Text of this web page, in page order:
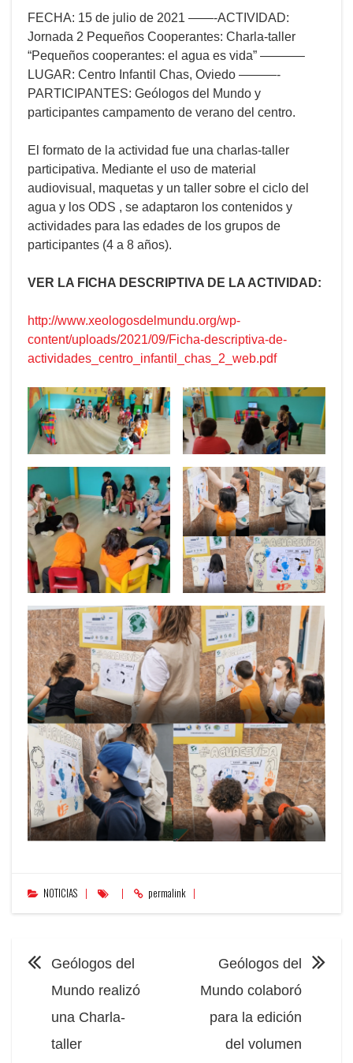
FECHA: 15 de julio de 2021 ——-ACTIVIDAD:
Jornada 2 Pequeños Cooperantes: Charla-taller
“Pequeños cooperantes: el agua es vida” ———–
LUGAR: Centro Infantil Chas, Oviedo ———-
PARTICIPANTES: Geólogos del Mundo y
participantes campamento de verano del centro.
El formato de la actividad fue una charlas-taller
participativa. Mediante el uso de material
audiovisual, maquetas y un taller sobre el ciclo del
agua y los ODS , se adaptaron los contenidos y
actividades para las edades de los grupos de
participantes (4 a 8 años).
VER LA FICHA DESCRIPTIVA DE LA ACTIVIDAD:
http://www.xeologosdelmundu.org/wp-
content/uploads/2021/09/Ficha-descriptiva-de-
actividades_centro_infantil_chas_2_web.pdf
NOTICIAS permalink
NAVEGACIÓN
Geólogos del
Mundo realizó
una Charla-
taller
Geólogos del
Mundo colaboró
para la edición
del volumen